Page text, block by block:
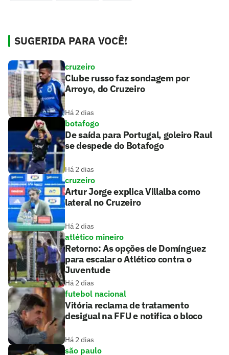
SUGERIDA PARA VOCÊ!
cruzeiro
Clube russo faz sondagem por
Arroyo, do Cruzeiro
Há 2 dias
botafogo
De saída para Portugal, goleiro Raul
se despede do Botafogo
Há 2 dias
cruzeiro
Artur Jorge explica Villalba como
lateral no Cruzeiro
Há 2 dias
atlético mineiro
Retorno: As opções de Domínguez
para escalar o Atlético contra o
Juventude
Há 2 dias
futebol nacional
Vitória reclama de tratamento
desigual na FFU e notifica o bloco
Há 2 dias
são paulo